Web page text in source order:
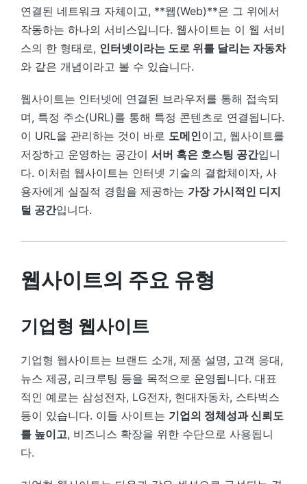
연결된 네트워크 자체이고, **웹(Web)**은 그 위에서
작동하는 하나의 서비스입니다. 웹사이트는 이 웹 서비
스의 한 형태로, 인터넷이라는 도로 위를 달리는 자동차
와 같은 개념이라고 볼 수 있습니다.
웹사이트는 인터넷에 연결된 브라우저를 통해 접속되
며, 특정 주소(URL)를 통해 특정 콘텐츠로 연결됩니다.
이 URL을 관리하는 것이 바로 도메인이고, 웹사이트를
저장하고 운영하는 공간이 서버 혹은 호스팅 공간입니
다. 이처럼 웹사이트는 인터넷 기술의 결합체이자, 사
용자에게 실질적 경험을 제공하는 가장 가시적인 디지
털 공간입니다.
웹사이트의 주요 유형
기업형 웹사이트
기업형 웹사이트는 브랜드 소개, 제품 설명, 고객 응대,
뉴스 제공, 리크루팅 등을 목적으로 운영됩니다. 대표
적인 예로는 삼성전자, LG전자, 현대자동차, 스타벅스
등이 있습니다. 이들 사이트는 기업의 정체성과 신뢰도
를 높이고, 비즈니스 확장을 위한 수단으로 사용됩니
다.